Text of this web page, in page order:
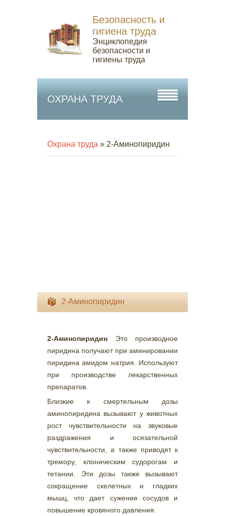
Безопасность и
гигиена труда
Энциклопедия
безопасности и
гигиены труда
ОХРАНА ТРУДА
Охрана труда » 2-Аминопиридин
2-Аминопиридин
2-Аминопиридин Это производное
пиридина получают при аминировании
пиридина амидом натрия. Используют
при производстве лекарственных
препаратов.
Близкие к смертельным дозы
аминопиридина вызывают у животных
рост чувствительности на звуковые
раздражения и осязательной
чувствительности, а также приводят к
тремору, клоническим судорогам и
тетании. Эти дозы также вызывают
сокращение скелетных и гладких
мышц, что дает сужение сосудов и
повышение кровяного давления.